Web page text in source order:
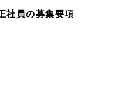
社員の募集要項